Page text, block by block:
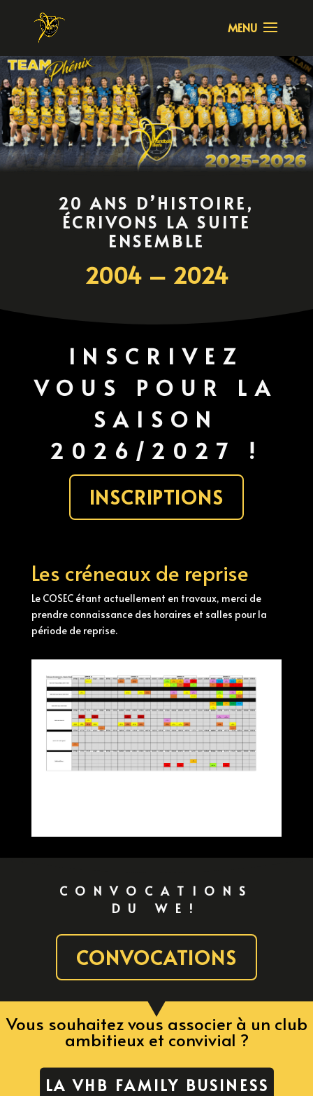
20 ANS D’HISTOIRE,
ÉCRIVONS LA SUITE
ENSEMBLE
2004 – 2024
INSCRIVEZ
VOUS POUR LA
SAISON
2026/2027 !
INSCRIPTIONS
Les créneaux de reprise
Le COSEC étant actuellement en travaux, merci de
prendre connaissance des horaires et salles pour la
période de reprise.
CONVOCATIONS
DU WE!
CONVOCATIONS
Vous souhaitez vous associer à un club
ambitieux et convivial ?
LA VHB FAMILY BUSINESS